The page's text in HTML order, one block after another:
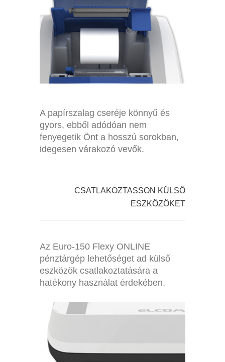
KÖNNYŰ PAPÍRCSERE
A papírszalag cseréje könnyű és
gyors, ebből adódóan nem
fenyegetik Önt a hosszú sorokban,
idegesen várakozó vevők.
CSATLAKOZTASSON KÜLSŐ
ESZKÖZÖKET
Az Euro-150 Flexy ONLINE
pénztárgép lehetőséget ad külső
eszközök csatlakoztatására a
hatékony használat érdekében.